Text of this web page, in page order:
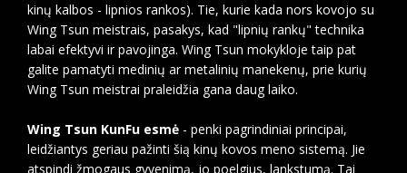
kinų kalbos - lipnios rankos). Tie, kurie kada nors kovojo su
Wing Tsun meistrais, pasakys, kad "lipnių rankų" technika
labai efektyvi ir pavojinga. Wing Tsun mokykloje taip pat
galite pamatyti medinių ar metalinių manekenų, prie kurių
Wing Tsun meistrai praleidžia gana daug laiko.
Wing Tsun KunFu esmė - penki pagrindiniai principai,
leidžiantys geriau pažinti šią kinų kovos meno sistemą. Jie
atspindi žmogaus gyvenimą, jo poelgius, lankstumą. Tai